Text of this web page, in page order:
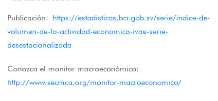
Publicación: https://estadisticas.bcr.gob.sv/serie/indice-de-
volumen-de-la-actividad-economica-ivae-serie-
desestacionalizada
Conozca el monitor macroeconómico:
http://www.secmca.org/monitor-macroeconomico/